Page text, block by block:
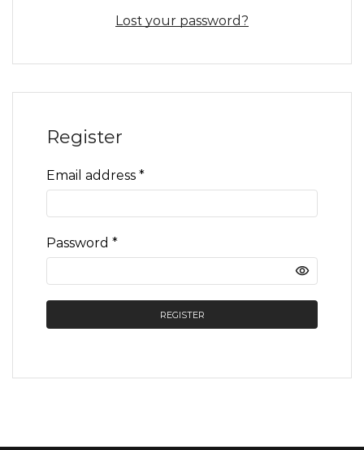
Lost your password?
Register
Email address*Required
Password*Required
REGISTER